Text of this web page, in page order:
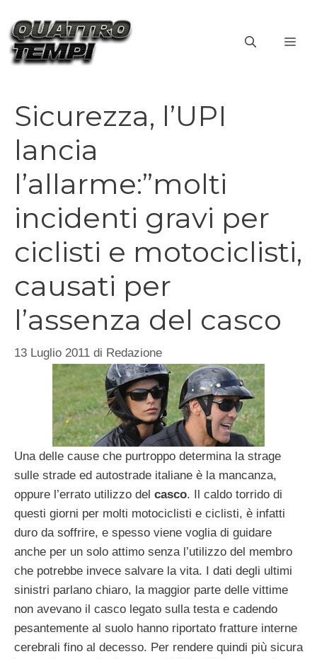
contenuto
Sicurezza, l’UPI
lancia
l’allarme:”molti
incidenti gravi per
ciclisti e motociclisti,
causati per
l’assenza del casco
13 Luglio 2011 di Redazione
Una delle cause che purtroppo determina la strage
sulle strade ed autostrade italiane è la mancanza,
oppure l’errato utilizzo del casco. Il caldo torrido di
questi giorni per molti motociclisti e ciclisti, è infatti
duro da soffrire, e spesso viene voglia di guidare
anche per un solo attimo senza l’utilizzo del membro
che potrebbe invece salvare la vita. I dati degli ultimi
sinistri parlano chiaro, la maggior parte delle vittime
non avevano il casco legato sulla testa e cadendo
pesantemente al suolo hanno riportato fratture interne
cerebrali fino al decesso. Per rendere quindi più sicura